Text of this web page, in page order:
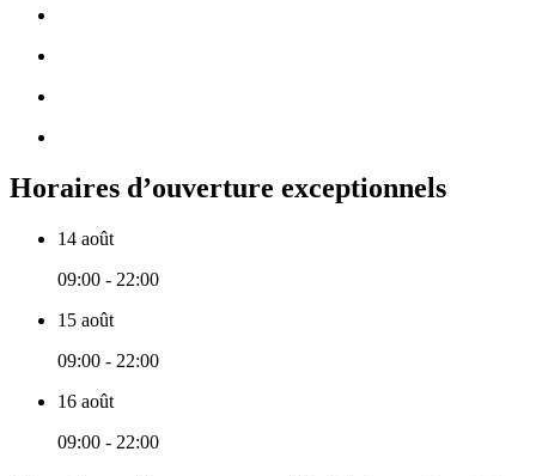
Horaires d’ouverture exceptionnels
14 août
09:00 - 22:00
15 août
09:00 - 22:00
16 août
09:00 - 22:00